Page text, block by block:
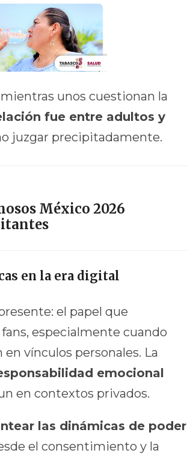
unos cuestionan la
fue entre adultos y
juzgar precipitadamente.
México 2026
en la era digital
el papel que
especialmente cuando
vínculos personales. La
emocional
en contextos privados.
las dinámicas de poder
el consentimiento y la